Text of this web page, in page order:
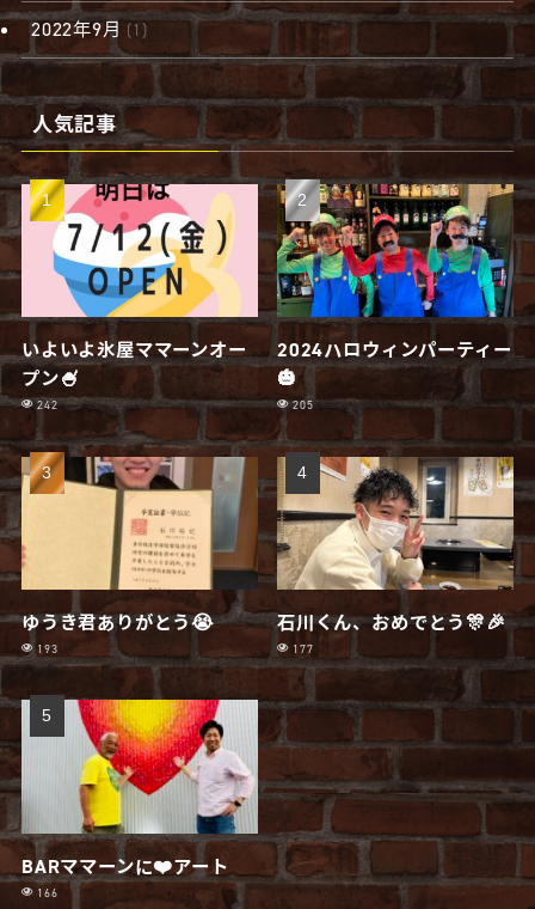
2022年9月 (1)
人気記事
いよいよ氷屋ママーンオー
プン🍧
242
2024ハロウィンパーティー
🎃
205
ゆうき君ありがとう😭
193
石川くん、おめでとう🎊🎉
177
BARママーンに❤️アート
166